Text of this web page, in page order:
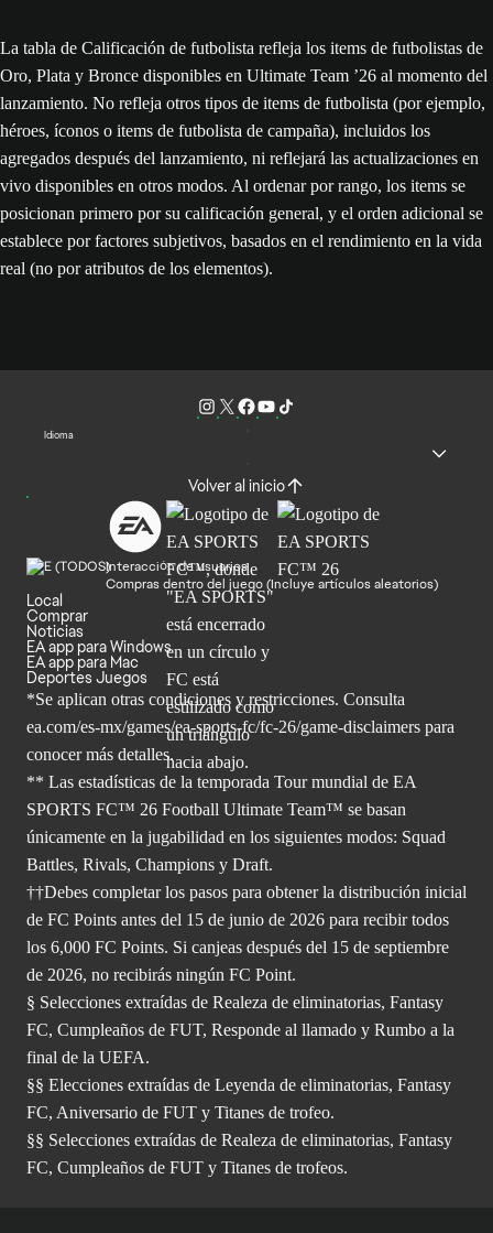
La tabla de Calificación de futbolista refleja los items de futbolistas de
Oro, Plata y Bronce disponibles en Ultimate Team ’26 al momento del
lanzamiento. No refleja otros tipos de items de futbolista (por ejemplo,
héroes, íconos o items de futbolista de campaña), incluidos los
agregados después del lanzamiento, ni reflejará las actualizaciones en
vivo disponibles en otros modos. Al ordenar por rango, los items se
posicionan primero por su calificación general, y el orden adicional se
establece por factores subjetivos, basados en el rendimiento en la vida
real (no por atributos de los elementos).
Idioma
Volver al inicio
Interacción de usuarios
Compras dentro del juego (Incluye artículos aleatorios)
Local
Comprar
Noticias
EA app para Windows
EA app para Mac
Deportes Juegos
*Se aplican otras condiciones y restricciones. Consulta
ea.com/es-mx/games/ea-sports-fc/fc-26/game-disclaimers para
conocer más detalles.
** Las estadísticas de la temporada Tour mundial de EA
SPORTS FC™ 26 Football Ultimate Team™ se basan
únicamente en la jugabilidad en los siguientes modos: Squad
Battles, Rivals, Champions y Draft.
††Debes completar los pasos para obtener la distribución inicial
de FC Points antes del 15 de junio de 2026 para recibir todos
los 6,000 FC Points. Si canjeas después del 15 de septiembre
de 2026, no recibirás ningún FC Point.
§ Selecciones extraídas de Realeza de eliminatorias, Fantasy
FC, Cumpleaños de FUT, Responde al llamado y Rumbo a la
final de la UEFA.
§§ Elecciones extraídas de Leyenda de eliminatorias, Fantasy
FC, Aniversario de FUT y Titanes de trofeo.
§§ Selecciones extraídas de Realeza de eliminatorias, Fantasy
FC, Cumpleaños de FUT y Titanes de trofeos.